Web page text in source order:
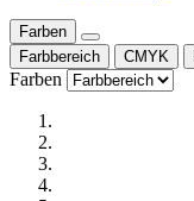
Farben
Farbbereich
CMYK
Farben